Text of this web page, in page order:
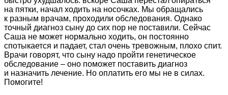
на пятки, начал ходить на носочках. Мы обращались
к разным врачам, проходили обследования. Однако
точный диагноз сыну до сих пор не поставили. Сейчас
Саша не может нормально ходить, он постоянно
спотыкается и падает, стал очень тревожным, плохо спит.
Врачи говорят, что сыну надо пройти генетическое
обследование – оно поможет поставить диагноз
и назначить лечение. Но оплатить его мы не в силах.
Помогите!